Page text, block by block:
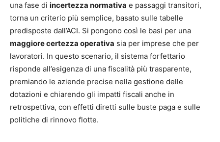
una fase di incertezza normativa e passaggi transitori,
torna un criterio più semplice, basato sulle tabelle
predisposte dall’ACI. Si pongono così le basi per una
maggiore certezza operativa sia per imprese che per
lavoratori. In questo scenario, il sistema forfettario
risponde all’esigenza di una fiscalità più trasparente,
premiando le aziende precise nella gestione delle
dotazioni e chiarendo gli impatti fiscali anche in
retrospettiva, con effetti diretti sulle buste paga e sulle
politiche di rinnovo flotte.